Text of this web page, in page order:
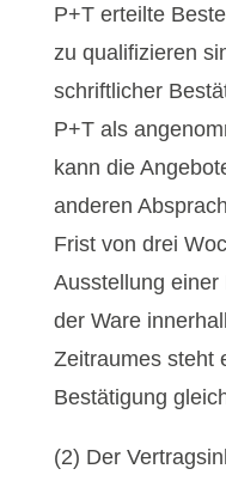
P+T erteilte
zu qualifizieren
schriftlicher
P+T als
kann die
anderen
Frist von drei
Ausstellung
der Ware
Zeitraumes steht
Bestätigung
(2) Der